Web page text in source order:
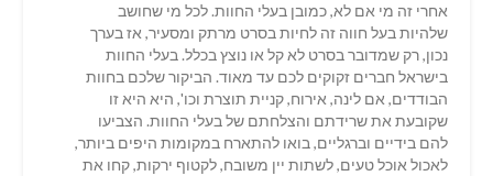
אחרי זה מי אם לא, כמובן בעלי החוות. לכל מי שחושב
שלהיות בעל חווה זה לחיות בסרט מרתק ומסעיר, אז בערך
נכון, רק שמדובר בסרט לא קל או נוצץ בכלל. בעלי החוות
בישראל חברים זקוקים לכם עד מאוד. הביקור שלכם בחוות
הבודדים, אם לינה, אירוח, קניית תוצרת וכו', היא היא זו
שקובעת את שרידתם והצלחתם של בעלי החוות. הצביעו
להם בידיים וברגליים, בואו להתארח במקומות היפים ביותר,
לאכול אוכל טעים, לשתות יין משובח, לקטוף ירקות, קחו את